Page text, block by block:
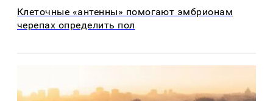
Клеточные «антенны» помогают эмбрионам
черепах определить пол